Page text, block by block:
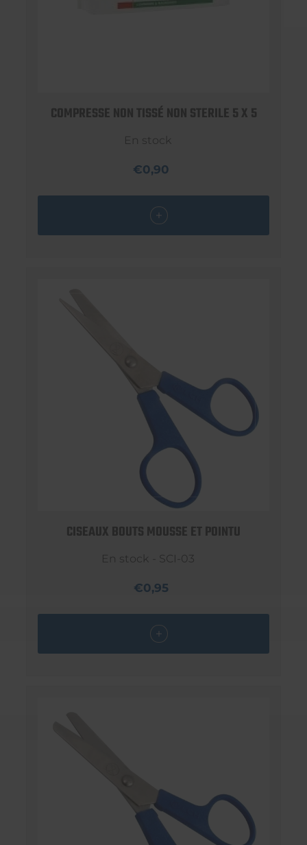
COMPRESSE NON TISSÉ NON STERILE 5 X 5
En stock
€0,90
CISEAUX BOUTS MOUSSE ET POINTU
En stock - SCI-03
€0,95